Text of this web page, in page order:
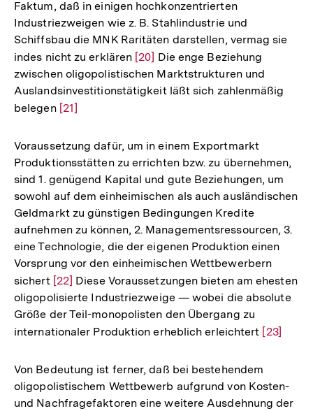
Faktum, daß in einigen hochkonzentrierten
Industriezweigen wie z. B. Stahlindustrie und
Schiffsbau die MNK Raritäten darstellen, vermag sie
indes nicht zu erklären Zur
Auflösung
der
[20] Die enge Beziehung
zwischen oligopolistischen Marktstrukturen und
Auslandsinvestitionstätigkeit läßt sich zahlenmäßig
belegen Zur
der
Fußnote
[21]
Voraussetzung dafür, um in einem Exportmarkt
Produktionsstätten zu errichten bzw. zu übernehmen,
sind 1. genügend Kapital und gute Beziehungen, um
sowohl auf dem einheimischen als auch ausländischen
Geldmarkt zu günstigen Bedingungen Kredite
aufnehmen zu können, 2. Managementsressourcen, 3.
eine Technologie, die der eigenen Produktion einen
Vorsprung vor den einheimischen Wettbewerbern
sichert Zur
Auflösung
der
Fußnote
[22] Diese Voraussetzungen bieten am ehesten
oligopolisierte Industriezweige — wobei die absolute
Größe der Teil-monopolisten den Übergang zu
internationaler Produktion erheblich erleichtert Zur
der
Fußnote
[23]
Von Bedeutung ist ferner, daß bei bestehendem
oligopolistischem Wettbewerb aufgrund von Kosten-
und Nachfragefaktoren eine weitere Ausdehnung der